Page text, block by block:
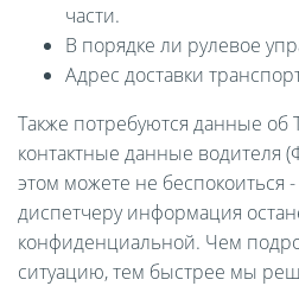
части.
В порядке ли рулевое
Адрес доставки
Также потребуются данные об
контактные данные водителя
этом можете не беспокоиться
диспетчеру информация
конфиденциальной. Чем
ситуацию, тем быстрее мы